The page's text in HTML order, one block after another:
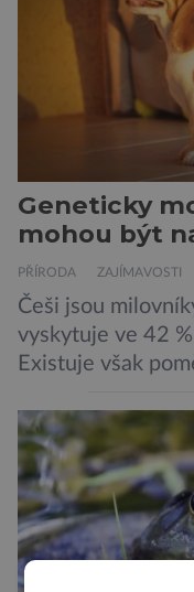
Geneticky
mohou být
PŘÍRODA ZAJÍMAVOSTI
Češi jsou
vyskytuje ve 42
Existuje však
jsou alergičtí.
přecitlivěle
psích slinách,
zachycených v
upravili psy, aby